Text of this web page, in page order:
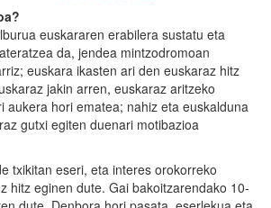
euskararen erabilera sustatu eta
da, jendea mintzodromoan
euskara ikasten ari den euskaraz hitz
jakin arren, euskaraz aritzeko
aukera hori ematea; nahiz eta euskalduna
gutxi egiten duenari motibazioa
txikitan eseri, eta interes orokorreko
hitz eginen dute. Gai bakoitzarendako 10-